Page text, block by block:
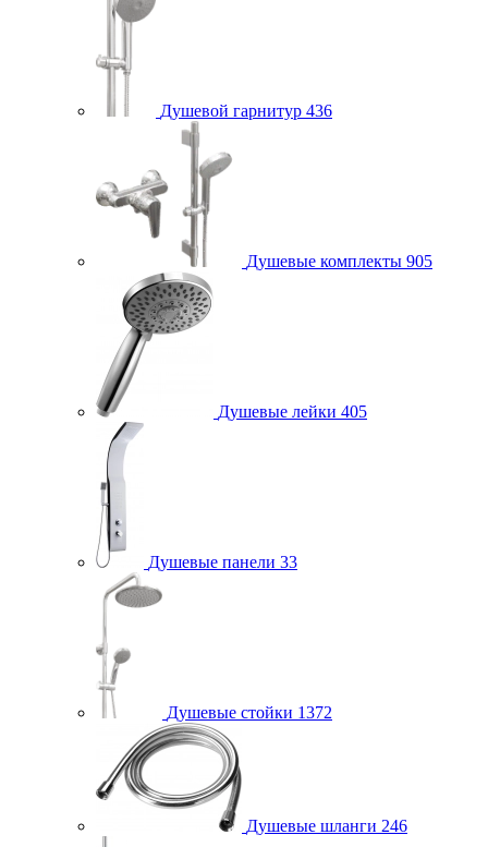
Душевой гарнитур 436
Душевые комплекты 905
Душевые лейки 405
Душевые панели 33
Душевые стойки 1372
Душевые шланги 246